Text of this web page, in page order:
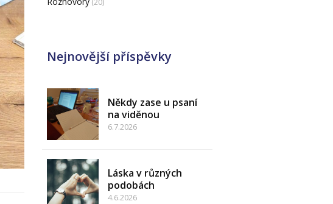
Nejnovější příspěvky
Někdy zase u psaní
na viděnou
6.7.2026
Láska v různých
podobách
4.6.2026